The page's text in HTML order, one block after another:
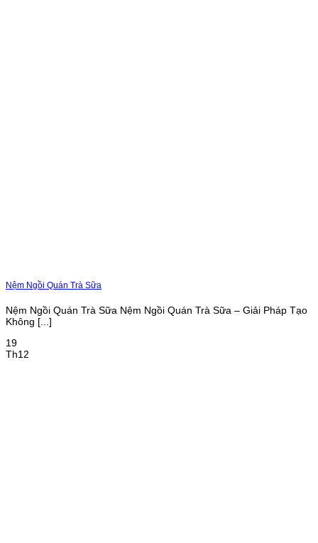
Nệm Ngồi Quán Trà Sữa
Nệm Ngồi Quán Trà Sữa Nệm Ngồi Quán Trà Sữa – Giải Pháp Tạo
Không [...]
19
Th12